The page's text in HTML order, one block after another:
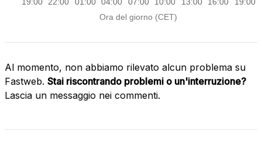
Al momento, non abbiamo rilevato alcun problema su
Fastweb. Stai riscontrando problemi o un'interruzione?
Lascia un messaggio nei commenti.